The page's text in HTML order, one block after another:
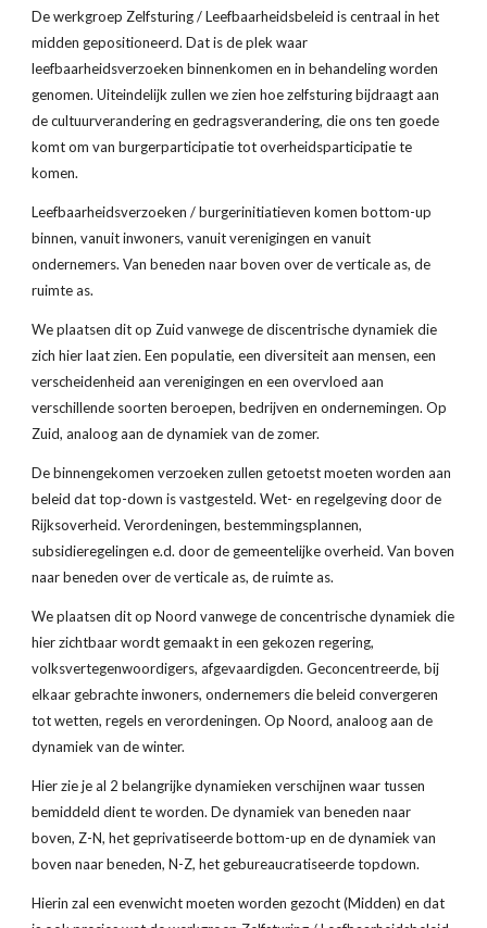
De werkgroep Zelfsturing / Leefbaarheidsbeleid is centraal in het
midden gepositioneerd. Dat is de plek waar
leefbaarheidsverzoeken binnenkomen en in behandeling worden
genomen. Uiteindelijk zullen we zien hoe zelfsturing bijdraagt aan
de cultuurverandering en gedragsverandering, die ons ten goede
komt om van burgerparticipatie tot overheidsparticipatie te
komen.
Leefbaarheidsverzoeken / burgerinitiatieven komen bottom-up
binnen, vanuit inwoners, vanuit verenigingen en vanuit
ondernemers. Van beneden naar boven over de verticale as, de
ruimte as.
We plaatsen dit op Zuid vanwege de discentrische dynamiek die
zich hier laat zien. Een populatie, een diversiteit aan mensen, een
verscheidenheid aan verenigingen en een overvloed aan
verschillende soorten beroepen, bedrijven en ondernemingen. Op
Zuid, analoog aan de dynamiek van de zomer.
De binnengekomen verzoeken zullen getoetst moeten worden aan
beleid dat top-down is vastgesteld. Wet- en regelgeving door de
Rijksoverheid. Verordeningen, bestemmingsplannen,
subsidieregelingen e.d. door de gemeentelijke overheid. Van boven
naar beneden over de verticale as, de ruimte as.
We plaatsen dit op Noord vanwege de concentrische dynamiek die
hier zichtbaar wordt gemaakt in een gekozen regering,
volksvertegenwoordigers, afgevaardigden. Geconcentreerde, bij
elkaar gebrachte inwoners, ondernemers die beleid convergeren
tot wetten, regels en verordeningen. Op Noord, analoog aan de
dynamiek van de winter.
Hier zie je al 2 belangrijke dynamieken verschijnen waar tussen
bemiddeld dient te worden. De dynamiek van beneden naar
boven, Z-N, het geprivatiseerde bottom-up en de dynamiek van
boven naar beneden, N-Z, het gebureaucratiseerde topdown.
Hierin zal een evenwicht moeten worden gezocht (Midden) en dat